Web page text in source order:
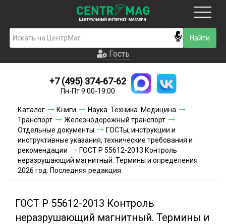
Гость
Новинки
Условия доставки
Условия оплаты
Контакты
Акции и скидки
Гость
+7 (495) 374-67-62
Пн-Пт 9:00-19:00
Каталог Книги
Наука. Техника. Медицина
Транспорт
Железнодорожный транспорт
Отдельные документы
ГОСТы, инструкции и
инструктивные указания, технические требования и
рекомендации
ГОСТ Р 55612-2013 Контроль
неразрушающий магнитный. Термины и определения
2026 год. Последняя редакция
ГОСТ Р 55612-2013 Контроль
неразрушающий магнитный. Термины и